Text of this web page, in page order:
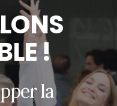
LONS
LE!
pperla